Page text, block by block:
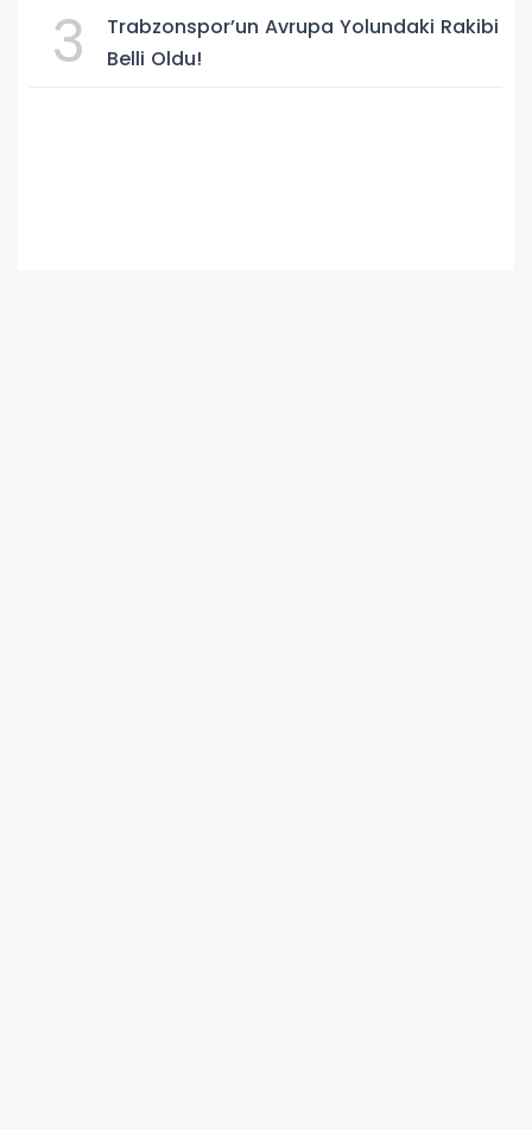
3
Trabzonspor’un Avrupa Yolundaki Rakibi
Belli Oldu!